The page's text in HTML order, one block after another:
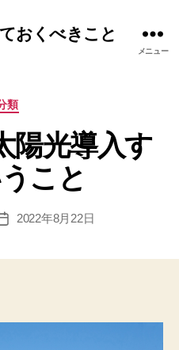
おくべきこと
メニュー
カ
ゴ
リ
ー
類
陽光導入す
こと
投
2022年8月22日